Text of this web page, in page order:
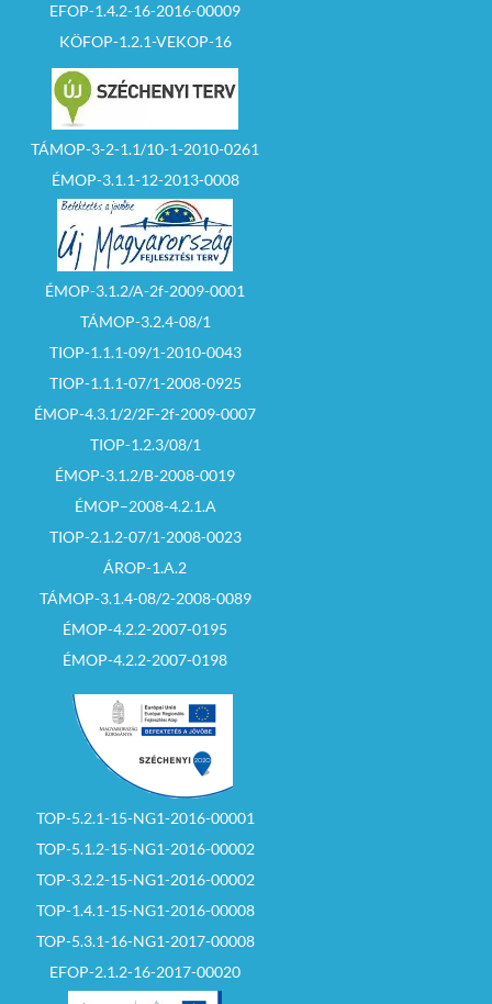
ár erejéig szóló
(bank igazolás)
– meghatalmazott
esetén a közokiratba,
vagy közjegyző által
hitelesített teljes
bizonyító erejű
magánokiratba
foglalt
maghatalmazást.
Felhívom az
figyelmét,hogy az
feltételeinek
elfogadására, és az
ellenszolgáltatás
teljesítésére az
jegyzőkönyvben
nyilatkozni kell.
Szerződéskötés:
ajánlattevővel az
eredményhirdetéstől
számított 30 napon
belül kell szerződést
kötni.
tervezett időpontja:
2017. szeptember 14.
Fizetési feltételek:
során meghatározott
pályázati induló ár a
képviselő-testület
által meghatározott
Az árverés
ingatlan vételárát az
adásvételi szerződés
EFOP-1.4.2-16-2016-00009
KÖFOP-1.2.1-VEKOP-16
TÁMOP-3-2-1.1/10-1-2010-0261
ÉMOP-3.1.1-12-2013-0008
ÉMOP-3.1.2/A-2f-2009-0001
TÁMOP-3.2.4-08/1
TIOP-1.1.1-09/1-2010-0043
TIOP-1.1.1-07/1-2008-0925
ÉMOP-4.3.1/2/2F-2f-2009-0007
TIOP-1.2.3/08/1
ÉMOP-3.1.2/B-2008-0019
ÉMOP–2008-4.2.1.A
TIOP-2.1.2-07/1-2008-0023
ÁROP-1.A.2
TÁMOP-3.1.4-08/2-2008-0089
ÉMOP-4.2.2-2007-0195
ÉMOP-4.2.2-2007-0198
TOP-5.2.1-15-NG1-2016-00001
TOP-5.1.2-15-NG1-2016-00002
TOP-3.2.2-15-NG1-2016-00002
TOP-1.4.1-15-NG1-2016-00008
TOP-5.3.1-16-NG1-2017-00008
EFOP-2.1.2-16-2017-00020